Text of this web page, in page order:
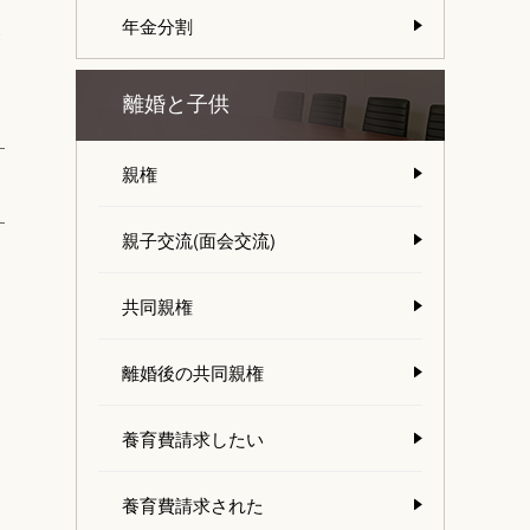
年金分割
離婚と子供
親権
親子交流(面会交流)
共同親権
離婚後の共同親権
養育費請求したい
養育費請求された